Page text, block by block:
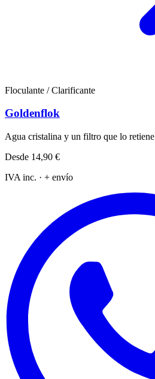
Floculante / Clarificante
Goldenflok
Agua cristalina y un filtro que lo retiene
Desde 14,90 €
IVA inc. · + envío